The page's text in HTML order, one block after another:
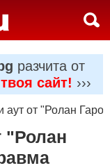
разчита от
сайт! ›››
аут от "Ролан
"Ролан